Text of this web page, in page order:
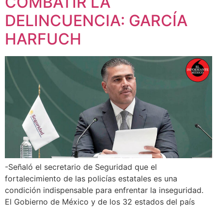
DELINCUENCIA: GARCÍA
HARFUCH
-Señaló el secretario de Seguridad que el
fortalecimiento de las policías estatales es una
condición indispensable para enfrentar la inseguridad.
El Gobierno de México y de los 32 estados del país